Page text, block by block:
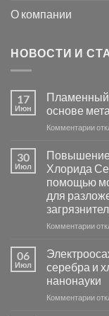
О компании
НОВОСТИ И
17
Июн
Пламенный
основе
Комментариик
и
на
30
Июл
Повышение
Хлорида
помощью
для
Комментариик
06
Июл
серебра и
нанонауки
Комментариик